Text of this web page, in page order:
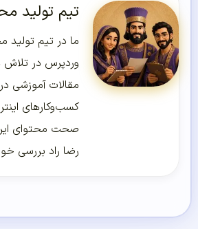
تیم تولید
ما در تیم تولید
وردپرس در تلاش
مقالات آموزشی
کسب‌و‌کارهای
صحت محتوای
رضا راد بررسی